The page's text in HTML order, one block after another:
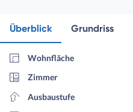
Überblick Grundriss
Wohnfläche
Zimmer
Ausbaustufe